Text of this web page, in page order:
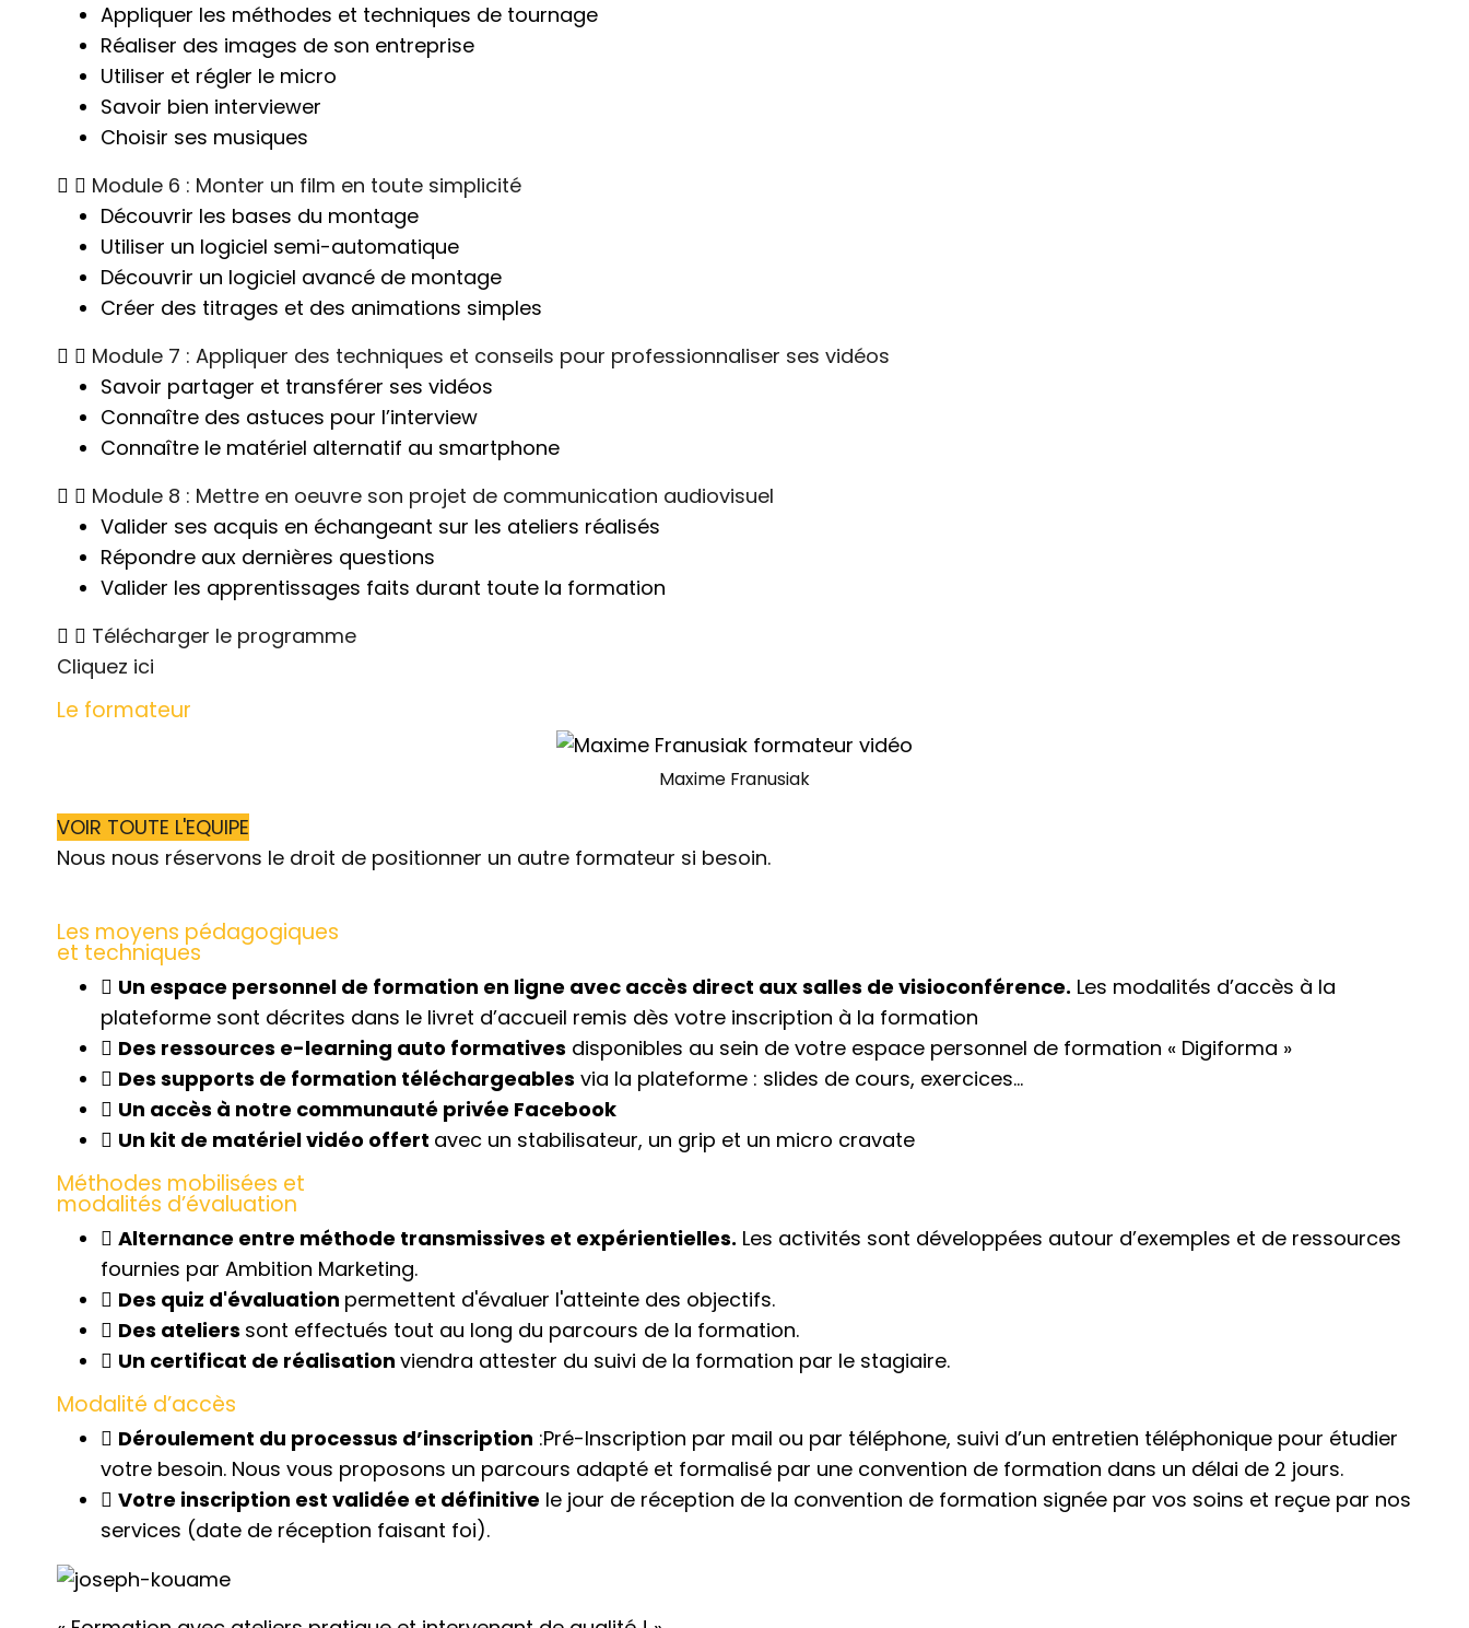
Appliquer les méthodes et techniques de tournage
Réaliser des images de son entreprise
Utiliser et régler le micro
Savoir bien interviewer
Choisir ses musiques
Module 6 : Monter un film en toute simplicité
Découvrir les bases du montage
Utiliser un logiciel semi-automatique
Découvrir un logiciel avancé de montage
Créer des titrages et des animations simples
Module 7 : Appliquer des techniques et conseils pour professionnaliser ses vidéos
Savoir partager et transférer ses vidéos
Connaître des astuces pour l’interview
Connaître le matériel alternatif au smartphone
Module 8 : Mettre en oeuvre son projet de communication audiovisuel
Valider ses acquis en échangeant sur les ateliers réalisés
Répondre aux dernières questions
Valider les apprentissages faits durant toute la formation
Télécharger le programme
Cliquez ici
Le formateur
Maxime Franusiak
VOIR TOUTE L'EQUIPE
Nous nous réservons le droit de positionner un autre formateur si besoin.
Les moyens pédagogiques
et techniques
Un espace personnel de formation en ligne avec accès direct aux salles de visioconférence. Les modalités d’accès à la
plateforme sont décrites dans le livret d’accueil remis dès votre inscription à la formation
Des ressources e-learning auto formatives disponibles au sein de votre espace personnel de formation « Digiforma »
Des supports de formation téléchargeables via la plateforme : slides de cours, exercices…
Un accès à notre communauté privée Facebook
Un kit de matériel vidéo offert avec un stabilisateur, un grip et un micro cravate
Méthodes mobilisées et
modalités d’évaluation
Alternance entre méthode transmissives et expérientielles. Les activités sont développées autour d’exemples et de ressources
fournies par Ambition Marketing.
Des quiz d'évaluation permettent d'évaluer l'atteinte des objectifs.
Des ateliers sont effectués tout au long du parcours de la formation.
Un certificat de réalisation viendra attester du suivi de la formation par le stagiaire.
Modalité d’accès
Déroulement du processus d’inscription :Pré-Inscription par mail ou par téléphone, suivi d’un entretien téléphonique pour étudier
votre besoin. Nous vous proposons un parcours adapté et formalisé par une convention de formation dans un délai de 2 jours.
Votre inscription est validée et définitive le jour de réception de la convention de formation signée par vos soins et reçue par nos
services (date de réception faisant foi).